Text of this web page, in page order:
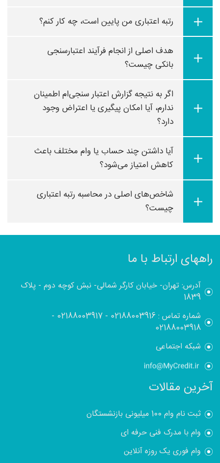
رتبه اعتباری من پایین است، چه کار کنم؟
هدف اصلی از انجام فرآیند اعتبارسنجی
بانکی چیست؟
اگر به نتیجه گزارش اعتبار سنجی‌ام اطمینان
ندارم، آیا امکان پیگیری یا اعتراض وجود
دارد؟
آیا داشتن چند حساب یا وام مختلف باعث
کاهش امتیاز می‌شود؟
شاخص‌های اصلی در محاسبه رتبه اعتباری
چیست؟
راههای ارتباط با ما
آدرس: تهران- خیابان کارگر شمالی- نبش کوچه دوم - پلاک
1839
شماره تماس :02188003916
-
02188003917
-
02188003918
شبکه اجتماعی
آخرین مقالات
ثبت نام وام 100 میلیونی بازنشستگان
وام با مدرک فنی حرفه ای
وام فوری یک روزه آنلاین